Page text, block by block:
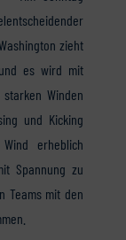
zieht
es wird mit
Winden
und Kicking
erheblich
Spannung zu
Teams mit den